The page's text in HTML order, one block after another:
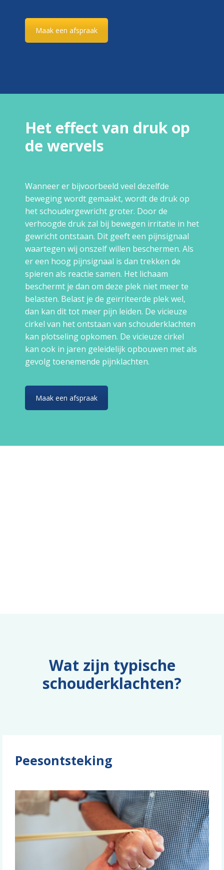
Maak een afspraak
Het effect van druk op
de wervels
Wanneer er bijvoorbeeld veel dezelfde
beweging wordt gemaakt, wordt de druk op
het schoudergewricht groter. Door de
verhoogde druk zal bij bewegen irritatie in het
gewricht ontstaan. Dit geeft een pijnsignaal
waartegen wij onszelf willen beschermen. Als
er een hoog pijnsignaal is dan trekken de
spieren als reactie samen. Het lichaam
beschermt je dan om deze plek niet meer te
belasten. Belast je de geïrriteerde plek wel,
dan kan dit tot meer pijn leiden. De vicieuze
cirkel van het ontstaan van schouderklachten
kan plotseling opkomen. De vicieuze cirkel
kan ook in jaren geleidelijk opbouwen met als
gevolg toenemende pijnklachten.
Maak een afspraak
Wat zijn typische
schouderklachten?
Peesontsteking